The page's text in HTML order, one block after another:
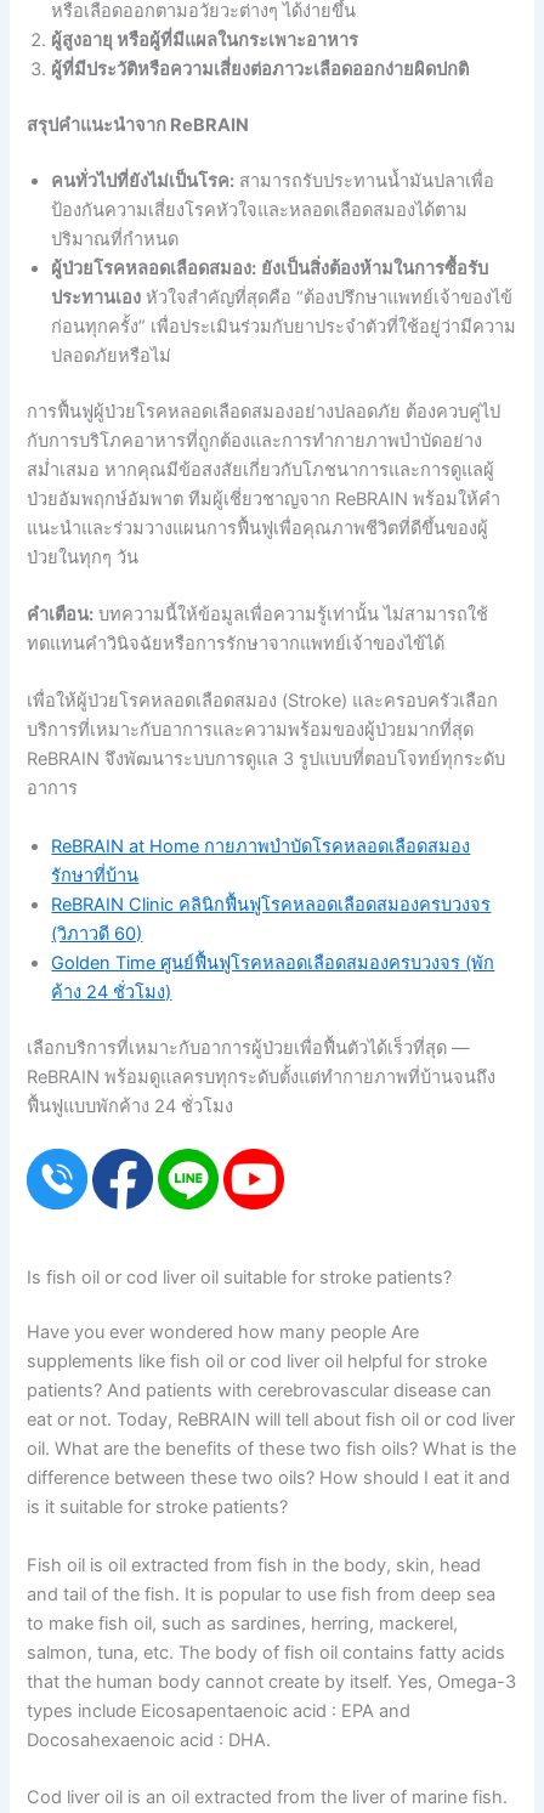
หรือเลือดออกตามอวัยวะต่างๆ ได้ง่ายขึ้น
ผู้สูงอายุ หรือผู้ที่มีแผลในกระเพาะอาหาร
ผู้ที่มีประวัติหรือความเสี่ยงต่อภาวะเลือดออกง่ายผิดปกติ
สรุปคำแนะนำจาก ReBRAIN
คนทั่วไปที่ยังไม่เป็นโรค: สามารถรับประทานน้ำมันปลาเพื่อ
ป้องกันความเสี่ยงโรคหัวใจและหลอดเลือดสมองได้ตาม
ปริมาณที่กำหนด
ผู้ป่วยโรคหลอดเลือดสมอง: ยังเป็นสิ่งต้องห้ามในการซื้อรับ
ประทานเอง หัวใจสำคัญที่สุดคือ “ต้องปรึกษาแพทย์เจ้าของไข้
ก่อนทุกครั้ง” เพื่อประเมินร่วมกับยาประจำตัวที่ใช้อยู่ว่ามีความ
ปลอดภัยหรือไม่
การฟื้นฟูผู้ป่วยโรคหลอดเลือดสมองอย่างปลอดภัย ต้องควบคู่ไป
กับการบริโภคอาหารที่ถูกต้องและการทำกายภาพบำบัดอย่าง
สม่ำเสมอ หากคุณมีข้อสงสัยเกี่ยวกับโภชนาการและการดูแลผู้
ป่วยอัมพฤกษ์อัมพาต ทีมผู้เชี่ยวชาญจาก ReBRAIN พร้อมให้คำ
แนะนำและร่วมวางแผนการฟื้นฟูเพื่อคุณภาพชีวิตที่ดีขึ้นของผู้
ป่วยในทุกๆ วัน
คำเตือน: บทความนี้ให้ข้อมูลเพื่อความรู้เท่านั้น ไม่สามารถใช้
ทดแทนคำวินิจฉัยหรือการรักษาจากแพทย์เจ้าของไข้ได้
เพื่อให้ผู้ป่วยโรคหลอดเลือดสมอง (Stroke) และครอบครัวเลือก
บริการที่เหมาะกับอาการและความพร้อมของผู้ป่วยมากที่สุด
ReBRAIN จึงพัฒนาระบบการดูแล 3 รูปแบบที่ตอบโจทย์ทุกระดับ
อาการ
ReBRAIN at Home กายภาพบำบัดโรคหลอดเลือดสมอง
รักษาที่บ้าน
ReBRAIN Clinic คลินิกฟื้นฟูโรคหลอดเลือดสมองครบวงจร
(วิภาวดี 60)
Golden Time ศูนย์ฟื้นฟูโรคหลอดเลือดสมองครบวงจร (พัก
ค้าง 24 ชั่วโมง)
เลือกบริการที่เหมาะกับอาการผู้ป่วยเพื่อฟื้นตัวได้เร็วที่สุด —
ReBRAIN พร้อมดูแลครบทุกระดับตั้งแต่ทำกายภาพที่บ้านจนถึง
ฟื้นฟูแบบพักค้าง 24 ชั่วโมง
Is fish oil or cod liver oil suitable for stroke patients?
Have you ever wondered how many people Are
supplements like fish oil or cod liver oil helpful for stroke
patients? And patients with cerebrovascular disease can
eat or not. Today, ReBRAIN will tell about fish oil or cod liver
oil. What are the benefits of these two fish oils? What is the
difference between these two oils? How should I eat it and
is it suitable for stroke patients?
Fish oil is oil extracted from fish in the body, skin, head
and tail of the fish. It is popular to use fish from deep sea
to make fish oil, such as sardines, herring, mackerel,
salmon, tuna, etc. The body of fish oil contains fatty acids
that the human body cannot create by itself. Yes, Omega-3
types include Eicosapentaenoic acid : EPA and
Docosahexaenoic acid : DHA.
Cod liver oil is an oil extracted from the liver of marine fish.